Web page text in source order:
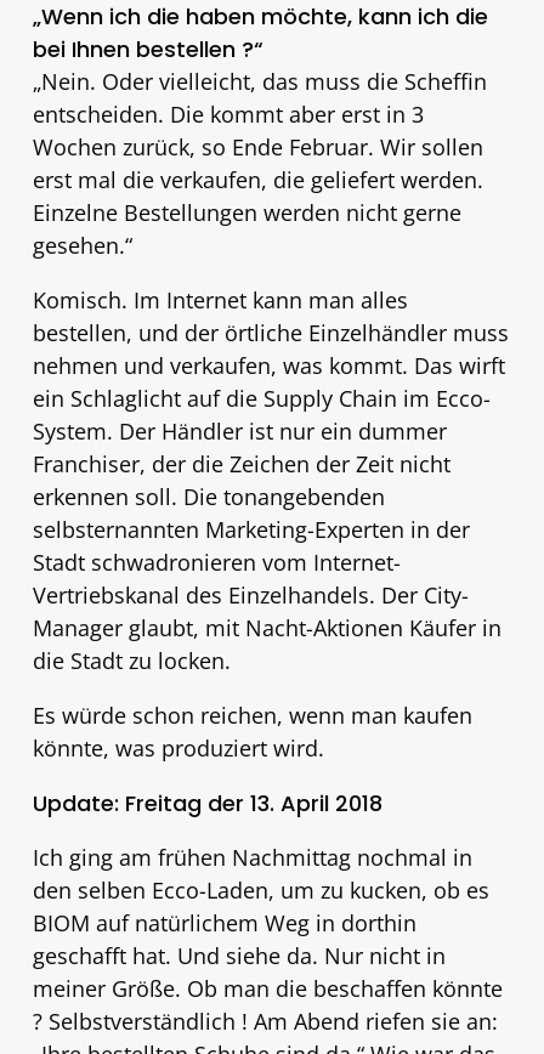
„Wenn ich die haben möchte, kann ich die
bei Ihnen bestellen ?“
„Nein. Oder vielleicht, das muss die Scheffin
entscheiden. Die kommt aber erst in 3
Wochen zurück, so Ende Februar. Wir sollen
erst mal die verkaufen, die geliefert werden.
Einzelne Bestellungen werden nicht gerne
gesehen.“
Komisch. Im Internet kann man alles
bestellen, und der örtliche Einzelhändler muss
nehmen und verkaufen, was kommt. Das wirft
ein Schlaglicht auf die Supply Chain im Ecco-
System. Der Händler ist nur ein dummer
Franchiser, der die Zeichen der Zeit nicht
erkennen soll. Die tonangebenden
selbsternannten Marketing-Experten in der
Stadt schwadronieren vom Internet-
Vertriebskanal des Einzelhandels. Der City-
Manager glaubt, mit Nacht-Aktionen Käufer in
die Stadt zu locken.
Es würde schon reichen, wenn man kaufen
könnte, was produziert wird.
Update: Freitag der 13. April 2018
Ich ging am frühen Nachmittag nochmal in
den selben Ecco-Laden, um zu kucken, ob es
BIOM auf natürlichem Weg in dorthin
geschafft hat. Und siehe da. Nur nicht in
meiner Größe. Ob man die beschaffen könnte
? Selbstverständlich ! Am Abend riefen sie an: